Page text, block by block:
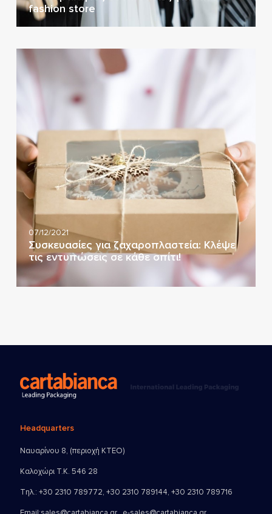
fashion store
07/12/2021
Συσκευασίες για ζαχαροπλαστεία: Κλέψε
τις εντυπώσεις σε κάθε σπίτι!
Headquarters
Ναυαρίνου 8, (περιοχή ΚΤΕΟ)
Καλοχώρι Τ.Κ. 546 28
Τηλ.: +30 2310 789772, +30 2310 789144, +30 2310 789716